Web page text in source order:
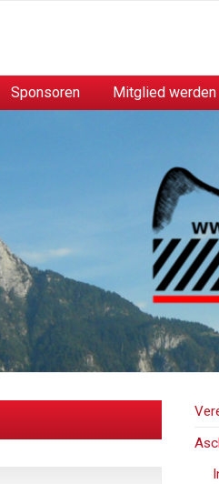
Sponsoren Mitglied werden